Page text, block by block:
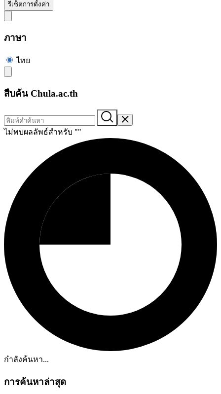
รีเซ็ตการตั้งค่า
ภาษา
ไทย
สืบค้น Chula.ac.th
ไม่พบผลลัพธ์สำหรับ ""
กำลังค้นหา...
การค้นหาล่าสุด